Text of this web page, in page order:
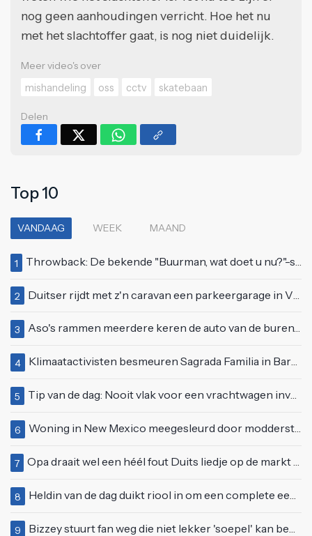
nog geen aanhoudingen verricht. Hoe het nu
met het slachtoffer gaat, is nog niet duidelijk.
Meer video's over
mishandeling
oss cctv skatebaan
Delen
Top 10
VANDAAG WEEK MAAND
1 Throwback: De bekende "Buurman, wat doet u nu?"-scène uit Flodder met Tatjana Šimić
2 Duitser rijdt met z'n caravan een parkeergarage in Vlissingen binnen
3 Aso's rammen meerdere keren de auto van de buren, maar doen alsof er niets gebeurd is
4 Klimaatactivisten besmeuren Sagrada Familia in Barcelona met lading verf
5 Tip van de dag: Nooit vlak voor een vrachtwagen invoegen
6 Woning in New Mexico meegesleurd door modderstroom
7 Opa draait wel een héél fout Duits liedje op de markt van Emmen
8 Heldin van de dag duikt riool in om een complete eendenfamilie te redden
9 Bizzey stuurt fan weg die niet lekker 'soepel' kan bewegen op podium